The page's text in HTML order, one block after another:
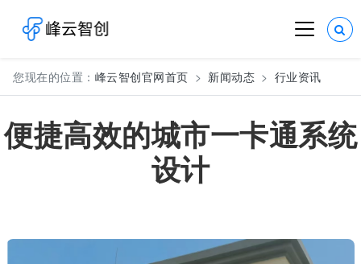
您现在的位置： 峰云智创官网首页 新闻动态 行业资讯
便捷高效的城市一卡通系统
设计